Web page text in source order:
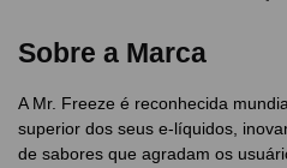
Sobre a Marca
A Mr. Freeze é reconhecida
superior dos seus e-líquidos,
de sabores que agradam os